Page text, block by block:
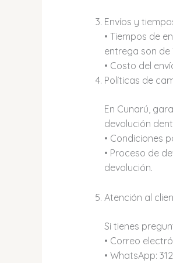
Envíos y
• Tiempos de
entrega son de
• Costo del
Políticas de
En Cunarú,
devolución
• Condiciones
• Proceso de
devolución.
Atención al
Si tienes
• Correo
• WhatsApp: